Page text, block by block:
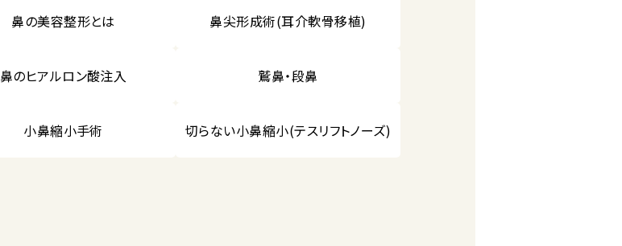
鼻の美容整形とは 鼻尖形成術(耳介軟骨移植)
鼻のヒアルロン酸注入 鷲鼻・段鼻
小鼻縮小手術 切らない小鼻縮小(テスリフトノーズ)